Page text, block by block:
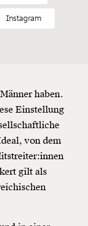
Instagram
haben.
Einstellung
von dem
gilt als